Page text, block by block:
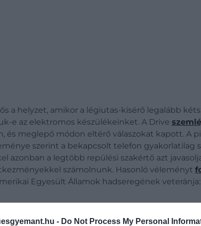
- Do Not Process My Personal
a helyzet, amikor a légiutas-kísérő legalább
e az elektromos készülékeinket. A Drive
és meglepő módon eltérő válaszokat kapott. A
szerint a bekapcsolt telefon gyakorlatilag
azonban a legtöbb repülési szakértő azt
számolnunk. Hasonló véleményt
Egyesült Államok hadseregének veteránja: